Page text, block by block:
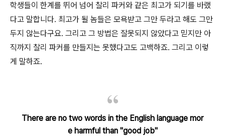
학생들이 한계를 뛰어 넘어 찰리 파커와 같은 최고가 되기를 바랬
다고 말합니다. 최고가 될 놈들은 모욕받고 그만 두라고 해도 그만
두지 않는다구요. 그리고 그 방법은 잘못되지 않았다고 믿지만 아
직까지 찰리 파커를 만들지는 못했다고도 고백하죠. 그리고 이렇
게 말하죠.
There are no two words in the English language mor
e harmful than "good job"